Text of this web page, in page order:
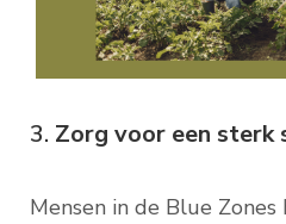
3. Zorg voor een sterk
Mensen in de Blue